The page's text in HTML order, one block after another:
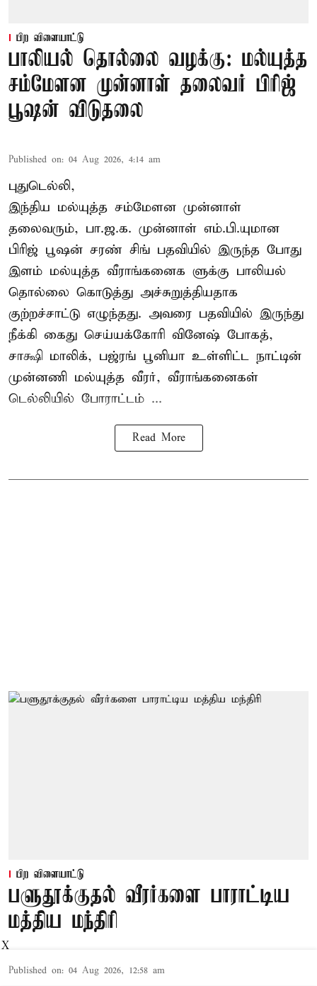
பிற விளையாட்டு
பாலியல் தொல்லை வழக்கு: மல்யுத்த
சம்மேளன முன்னாள் தலைவர் பிரிஜ்
பூஷன் விடுதலை
Published on: 04 Aug 2026, 4:14 am
புதுடெல்லி,
இந்திய மல்யுத்த சம்மேளன முன்னாள்
தலைவரும், பா.ஜ.க. முன்னாள் எம்.பி.யுமான
பிரிஜ் பூஷன் சரண் சிங் பதவியில் இருந்த போது
இளம் மல்யுத்த வீராங்கனைக ளுக்கு பாலியல்
தொல்லை கொடுத்து அச்சுறுத்தியதாக
குற்றச்சாட்டு எழுந்தது. அவரை பதவியில் இருந்து
நீக்கி கைது செய்யக்கோரி வினேஷ் போகத்,
சாக்ஷி மாலிக், பஜ்ரங் பூனியா உள்ளிட்ட நாட்டின்
முன்னணி மல்யுத்த வீரர், வீராங்கனைகள்
டெல்லியில் போராட்டம் ...
Read More
பிற விளையாட்டு
பளுதூக்குதல் வீரர்களை பாராட்டிய
மத்திய மந்திரி
Published on: 04 Aug 2026, 12:58 am
X